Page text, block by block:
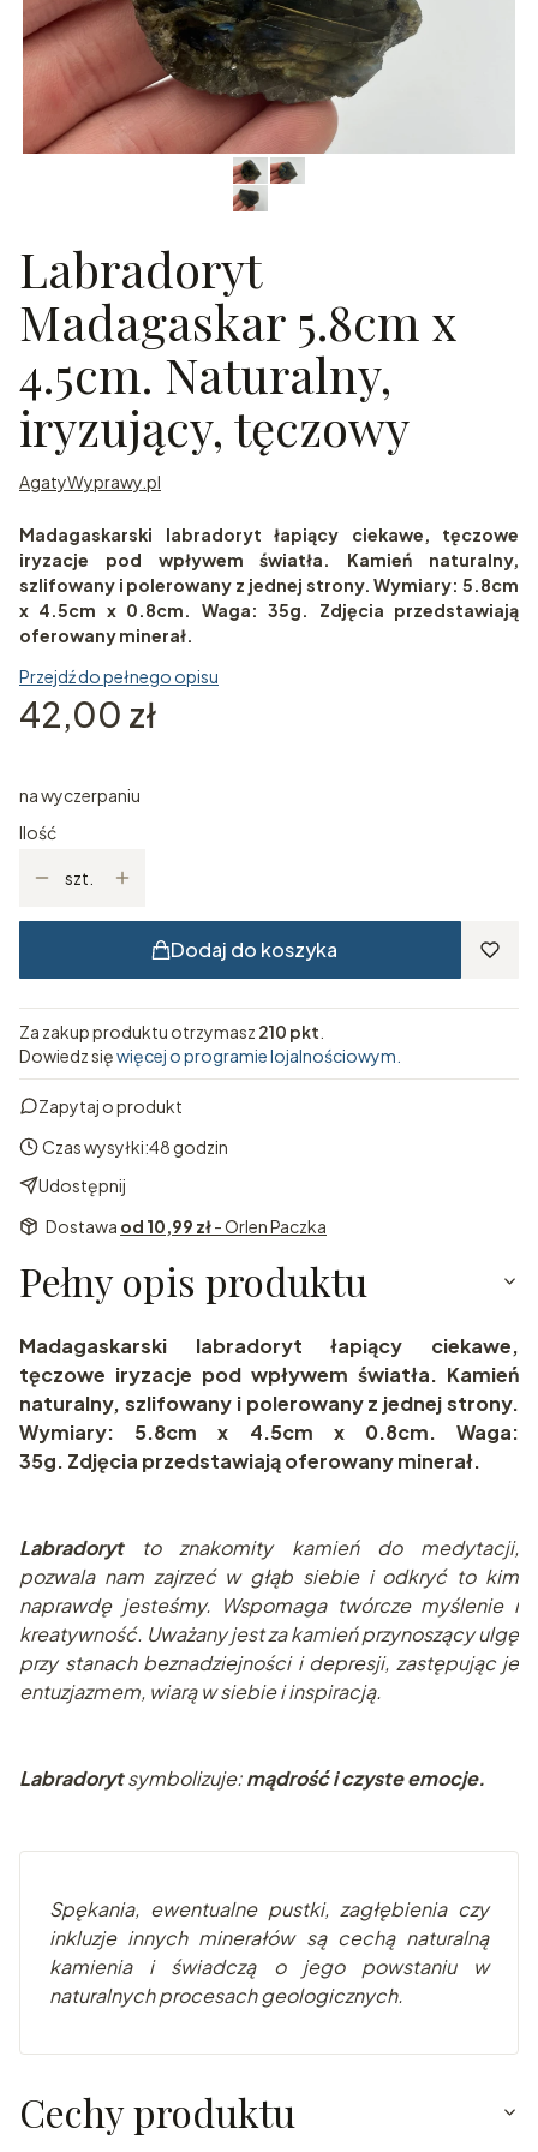
Labradoryt
Madagaskar 5.8cm x
4.5cm. Naturalny,
iryzujący, tęczowy
AgatyWyprawy.pl
Madagaskarski labradoryt łapiący ciekawe, tęczowe
iryzacje pod wpływem światła. Kamień naturalny,
szlifowany i polerowany z jednej strony. Wymiary: 5.8cm
x 4.5cm x 0.8cm. Waga: 35g. Zdjęcia przedstawiają
oferowany minerał.
Przejdź do pełnego opisu
Cena
42,00 zł
na wyczerpaniu
Ilość
szt.
Dodaj do koszyka
Za zakup produktu otrzymasz 210 pkt
Dowiedz sięwięcej o programie lojalnościowym.
Zapytaj o produkt
Czas wysyłki:48 godzin
Udostępnij
Dostawa od 10,99 zł- Orlen Paczka
Pełny opis produktu
Madagaskarski labradoryt łapiący ciekawe,
tęczowe iryzacje pod wpływem światła. Kamień
naturalny, szlifowany i polerowany z jednej strony.
Wymiary: 5.8cm x 4.5cm x 0.8cm. Waga:
35g. Zdjęcia przedstawiają oferowany minerał.
Labradoryt to znakomity kamień do medytacji,
pozwala nam zajrzeć w głąb siebie i odkryć to kim
naprawdę jesteśmy. Wspomaga twórcze myślenie i
kreatywność. Uważany jest za kamień przynoszący ulgę
przy stanach beznadziejności i depresji, zastępując je
entuzjazmem, wiarą w siebie i inspiracją.
Labradorytsymbolizuje:mądrość i czyste emocje.
Spękania, ewentualne pustki, zagłębienia czy
inkluzje innych minerałów są cechą naturalną
kamienia i świadczą o jego powstaniu w
naturalnych procesach geologicznych.
Cechy produktu